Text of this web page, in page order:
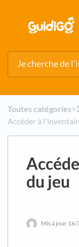
Toutes catégories​>​
Accéder à
du jeu
Mis à jour 16/